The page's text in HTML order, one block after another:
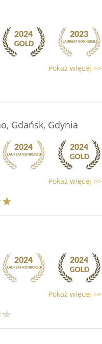
Pokaż więcej >>
Gdańsk, Gdynia
Pokaż więcej >>
Pokaż więcej >>